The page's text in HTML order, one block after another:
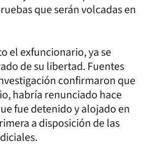
que serán volcadas en
el exfuncionario, ya se
de su libertad. Fuentes
confirmaron que
habría renunciado hace
fue detenido y alojado en
a disposición de las